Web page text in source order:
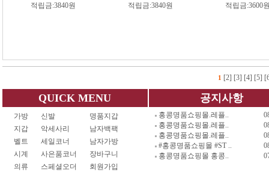
적립금:3840원
적립금:3840원
적립금:3600
1 [2] [3] [4] [5]
QUICK MENU
가방 신발
명품지갑
지갑
악세사리
남자백팩
벨트
세일코너
남자가방
시계
사은품코너
장바구니
의류
스페셜오더 회원가입
공지사항
홍콩명품쇼핑몰.레플..
홍콩명품쇼핑몰.레플..
홍콩명품쇼핑몰.레플..
#홍콩명품쇼핑몰 #ST ..
홍콩명품쇼핑몰 홍콩..